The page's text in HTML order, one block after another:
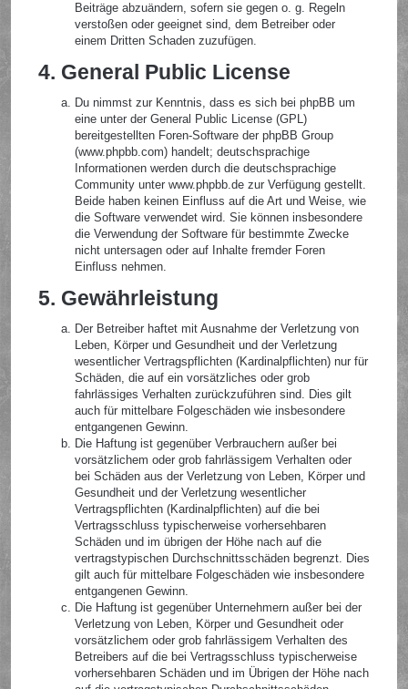
Beiträge abzuändern, sofern sie gegen o. g. Regeln
verstoßen oder geeignet sind, dem Betreiber oder
einem Dritten Schaden zuzufügen.
4. General Public License
Du nimmst zur Kenntnis, dass es sich bei phpBB um
eine unter der General Public License (GPL)
bereitgestellten Foren-Software der phpBB Group
(www.phpbb.com) handelt; deutschsprachige
Informationen werden durch die deutschsprachige
Community unter www.phpbb.de zur Verfügung gestellt.
Beide haben keinen Einfluss auf die Art und Weise, wie
die Software verwendet wird. Sie können insbesondere
die Verwendung der Software für bestimmte Zwecke
nicht untersagen oder auf Inhalte fremder Foren
Einfluss nehmen.
5. Gewährleistung
Der Betreiber haftet mit Ausnahme der Verletzung von
Leben, Körper und Gesundheit und der Verletzung
wesentlicher Vertragspflichten (Kardinalpflichten) nur für
Schäden, die auf ein vorsätzliches oder grob
fahrlässiges Verhalten zurückzuführen sind. Dies gilt
auch für mittelbare Folgeschäden wie insbesondere
entgangenen Gewinn.
Die Haftung ist gegenüber Verbrauchern außer bei
vorsätzlichem oder grob fahrlässigem Verhalten oder
bei Schäden aus der Verletzung von Leben, Körper und
Gesundheit und der Verletzung wesentlicher
Vertragspflichten (Kardinalpflichten) auf die bei
Vertragsschluss typischerweise vorhersehbaren
Schäden und im übrigen der Höhe nach auf die
vertragstypischen Durchschnittsschäden begrenzt. Dies
gilt auch für mittelbare Folgeschäden wie insbesondere
entgangenen Gewinn.
Die Haftung ist gegenüber Unternehmern außer bei der
Verletzung von Leben, Körper und Gesundheit oder
vorsätzlichem oder grob fahrlässigem Verhalten des
Betreibers auf die bei Vertragsschluss typischerweise
vorhersehbaren Schäden und im Übrigen der Höhe nach